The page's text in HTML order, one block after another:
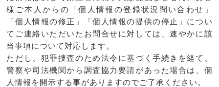
様ご本人からの「個人情報の登録状況問い合わせ」
「個人情報の修正」「個人情報の提供の停止」につい
てご連絡いただいたお問合せに対しては、速やかに該
当事項について対応します。
ただし、犯罪捜査のため法令に基づく手続きを経て、
警察や司法機関から調査協力要請があった場合は、個
人情報を開示する事がありますのでご了承ください。